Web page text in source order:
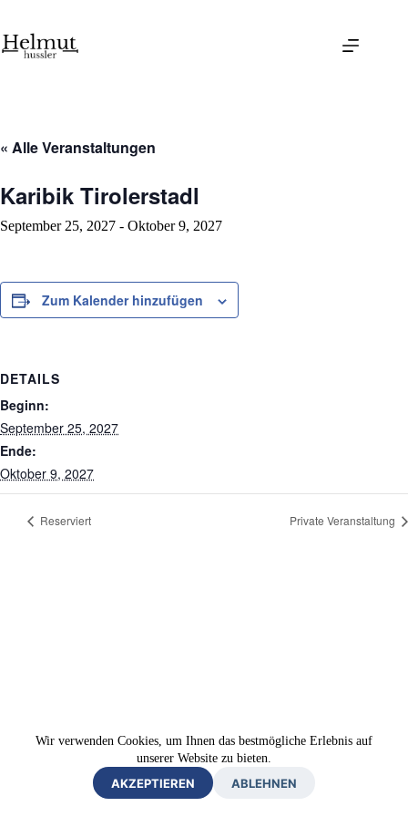
content
Wir verwenden Cookies, um Ihnen das bestmögliche Erlebnis auf
unserer Website zu bieten.
AKZEPTIEREN ABLEHNEN
« Alle Veranstaltungen
Karibik Tirolerstadl
September 25, 2027 - Oktober 9, 2027
Zum Kalender hinzufügen
DETAILS
Beginn:
September 25, 2027
Ende:
Oktober 9, 2027
Reserviert Private Veranstaltung
Impressum